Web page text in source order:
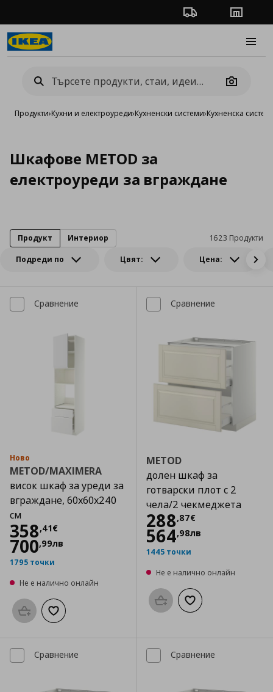
Проследяване на
Camera
Продукти›Кухни и електроуреди›Кухненски системи›Кухненска
Шкафове METOD за
електроуреди за вграждане
Подреди по Цвят: Цена:
1623 Продукти
Продукт Интериор
Сравнение
Ново
METOD/MAXIMERA
висок шкаф за уреди за
вграждане, 60x60x240
см
358,41€
Цена
700,99лв
1795 точки
Не е налично онлайн
Προσθήκη στο καλάθι
Добави към списъка с любими
Сравнение
METOD
долен шкаф за
готварски плот с 2
чела/2 чекмеджета
288,87€
Цена288,87 €
564,98лв
1445 точки
Не е налично онлайн
Προσθήκη στο καλάθι
Добави към
Сравнение Сравнение